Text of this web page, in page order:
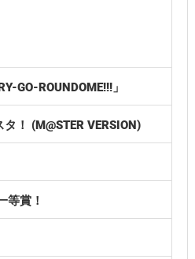
GO-ROUNDOME!!!」
！ (M@STER VERSION)
等賞！